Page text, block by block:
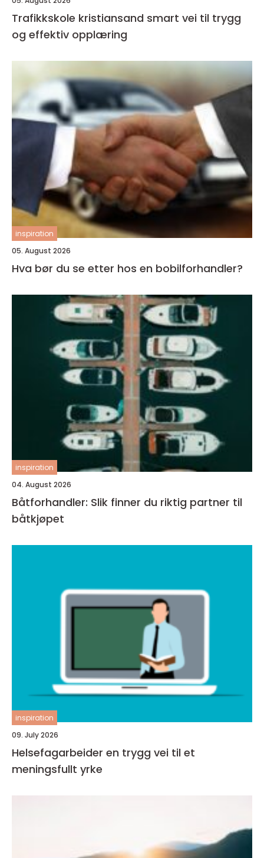
Trafikkskole kristiansand smart vei til trygg
og effektiv opplæring
inspiration
05. August 2026
Hva bør du se etter hos en bobilforhandler?
inspiration
04. August 2026
Båtforhandler: Slik finner du riktig partner til
båtkjøpet
inspiration
09. July 2026
Helsefagarbeider en trygg vei til et
meningsfullt yrke